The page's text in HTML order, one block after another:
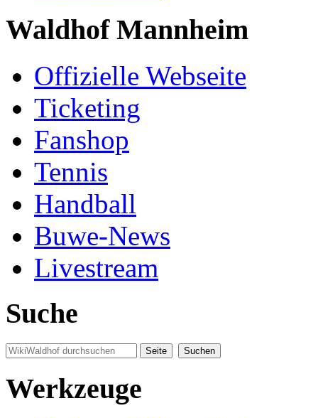
Waldhof Mannheim
Offizielle Webseite
Ticketing
Fanshop
Tennis
Handball
Buwe-News
Livestream
Suche
Werkzeuge